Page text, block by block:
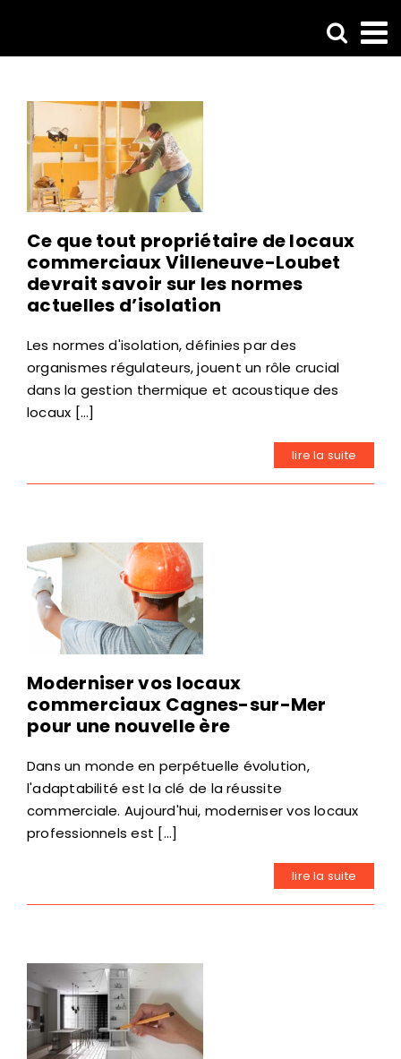
contenu
Ce que tout propriétaire de locaux
commerciaux Villeneuve-Loubet
devrait savoir sur les normes
actuelles d’isolation
Les normes d'isolation, définies par des
organismes régulateurs, jouent un rôle crucial
dans la gestion thermique et acoustique des
locaux [...]
lire la suite
Moderniser vos locaux
commerciaux Cagnes-sur-Mer
pour une nouvelle ère
Dans un monde en perpétuelle évolution,
l'adaptabilité est la clé de la réussite
commerciale. Aujourd'hui, moderniser vos locaux
professionnels est [...]
lire la suite